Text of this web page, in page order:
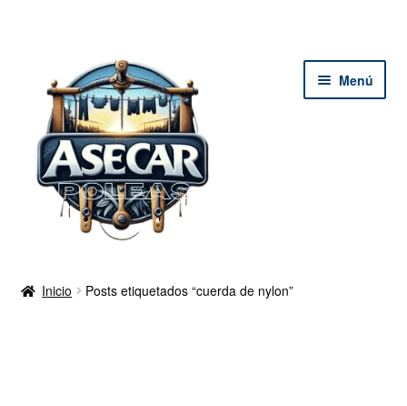
navegación
contenido
Menú
Inicio Posts etiquetados “cuerda de nylon”